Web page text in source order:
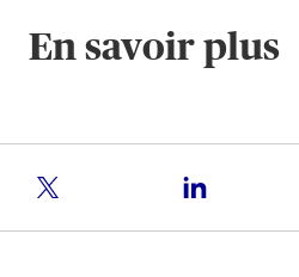
En savoir plus